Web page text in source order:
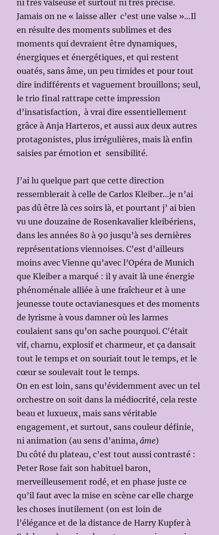
ni très valseuse et surtout ni très précise.
Jamais on ne « laisse aller c’est une valse »…Il
en résulte des moments sublimes et des
moments qui devraient être dynamiques,
énergiques et énergétiques, et qui restent
ouatés, sans âme, un peu timides et pour tout
dire indifférents et vaguement brouillons; seul,
le trio final rattrape cette impression
d’insatisfaction, à vrai dire essentiellement
grâce à Anja Harteros, et aussi aux deux autres
protagonistes, plus irrégulières, mais là enfin
saisies par émotion et sensibilité.
J’ai lu quelque part que cette direction
ressemblerait à celle de Carlos Kleiber…je n’ai
pas dû être là ces soirs là, et pourtant j’ ai bien
vu une douzaine de Rosenkavalier kleibériens,
dans les années 80 à 90 jusqu’à ses dernières
représentations viennoises. C’est d’ailleurs
moins avec Vienne qu’avec l’Opéra de Munich
que Kleiber a marqué : il y avait là une énergie
phénoménale alliée à une fraîcheur et à une
jeunesse toute octavianesques et des moments
de lyrisme à vous damner où les larmes
coulaient sans qu’on sache pourquoi. C’était
vif, charnu, explosif et charmeur, et ça dansait
tout le temps et on souriait tout le temps, et le
cœur se soulevait tout le temps.
On en est loin, sans qu’évidemment avec un tel
orchestre on soit dans la médiocrité, cela reste
beau et luxueux, mais sans véritable
engagement, et surtout, sans couleur définie,
ni animation (au sens d’anima,âme)
Du côté du plateau, c’est tout aussi contrasté :
Peter Rose fait son habituel baron,
merveilleusement rodé, et en phase juste ce
qu’il faut avec la mise en scène car elle charge
les choses inutilement (on est loin de
l’élégance et de la distance de Harry Kupfer à